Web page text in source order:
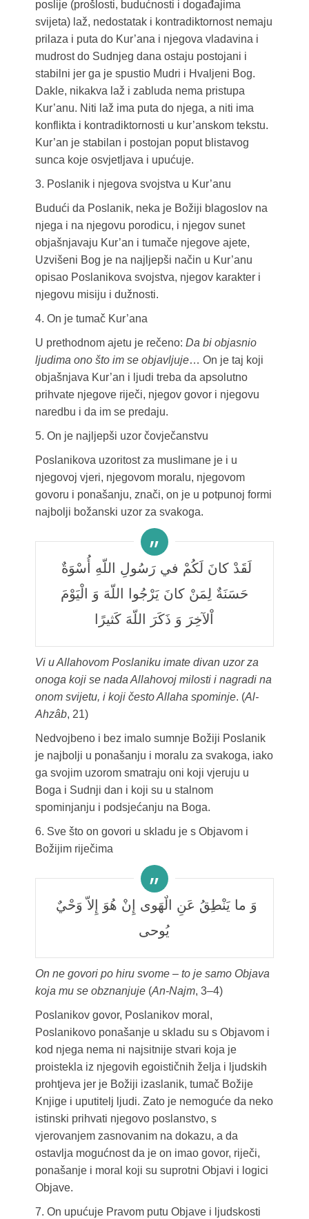
poslije (prošlosti, budućnosti i događajima
svijeta) laž, nedostatak i kontradiktornost nemaju
prilaza i puta do Kur’ana i njegova vladavina i
mudrost do Sudnjeg dana ostaju postojani i
stabilni jer ga je spustio Mudri i Hvaljeni Bog.
Dakle, nikakva laž i zabluda nema pristupa
Kur’anu. Niti laž ima puta do njega, a niti ima
konflikta i kontradiktornosti u kur’anskom tekstu.
Kur’an je stabilan i postojan poput blistavog
sunca koje osvjetljava i upućuje.
3. Poslanik i njegova svojstva u Kur’anu
Budući da Poslanik, neka je Božiji blagoslov na
njega i na njegovu porodicu, i njegov sunet
objašnjavaju Kur’an i tumače njegove ajete,
Uzvišeni Bog je na najljepši način u Kur’anu
opisao Poslanikova svojstva, njegov karakter i
njegovu misiju i dužnosti.
4. On je tumač Kur’ana
U prethodnom ajetu je rečeno: Da bi objasnio
ljudima ono što im se objavljuje… On je taj koji
objašnjava Kur’an i ljudi treba da apsolutno
prihvate njegove riječi, njegov govor i njegovu
naredbu i da im se predaju.
5. On je najljepši uzor čovječanstvu
Poslanikova uzoritost za muslimane je i u
njegovoj vjeri, njegovom moralu, njegovom
govoru i ponašanju, znači, on je u potpunoj formi
najbolji božanski uzor za svakoga.
حَسَنَةٌ لِمَنْ كانَ يَرْجُوا اللّهَ وَ الْيَوْمَ
اْلآخِرَ وَ ذَكَرَ اللّهَ كَثيرًا
Vi u Allahovom Poslaniku imate divan uzor za
onoga koji se nada Allahovoj milosti i nagradi na
onom svijetu, i koji često Allaha spominje. (Al­
Ahzâb, 21)
Nedvojbeno i bez imalo sumnje Božiji Poslanik
je najbolji u ponašanju i moralu za svakoga, iako
ga svojim uzorom smatraju oni koji vjeruju u
Boga i Sudnji dan i koji su u stalnom
spominjanju i podsjećanju na Boga.
6. Sve što on govori u skladu je s Objavom i
Božijim riječima
يُوحى
On ne govori po hiru svome – to je samo Objava
koja mu se obznanjuje(An-Najm, 3–4)
Poslanikov govor, Poslanikov moral,
Poslanikovo ponašanje u skladu su s Objavom i
kod njega nema ni najsitnije stvari koja je
proistekla iz njegovih egoističnih želja i ljudskih
prohtjeva jer je Božiji izaslanik, tumač Božije
Knjige i uputitelj ljudi. Zato je nemoguće da neko
istinski prihvati njegovo poslanstvo, s
vjerovanjem zasnovanim na dokazu, a da
ostavlja mogućnost da je on imao govor, riječi,
ponašanje i moral koji su suprotni Objavi i logici
Objave.
7. On upućuje Pravom putu Objave i ljudskosti